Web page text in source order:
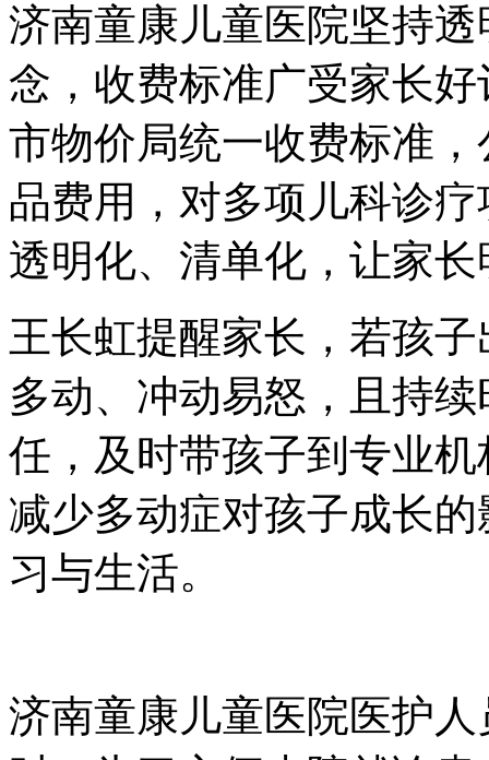
济南童康儿童医院坚持
念，收费标准广受家长
市物价局统一收费标准
品费用，对多项儿科诊
透明化、清单化，让家
王长虹提醒家长，若孩
多动、冲动易怒，且持
任，及时带孩子到专业
减少多动症对孩子成长
习与生活。
济南童康儿童医院医护